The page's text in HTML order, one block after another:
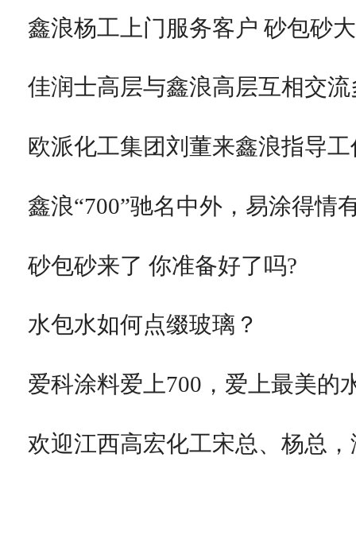
鑫浪杨工上门服务客户 砂包砂
佳润士高层与鑫浪高层互相交
欧派化工集团刘董来鑫浪指导
鑫浪“700”驰名中外，易涂得情
砂包砂来了 你准备好了吗?
水包水如何点缀玻璃？
爱科涂料爱上700，爱上最美的
欢迎江西高宏化工宋总、杨总